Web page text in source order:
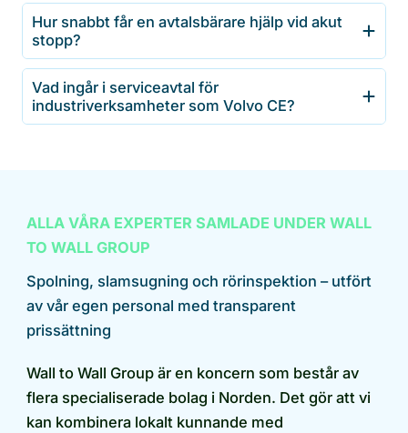
Hur snabbt får en avtalsbärare hjälp vid akut
stopp?
Vad ingår i serviceavtal för
industriverksamheter som Volvo CE?
ALLA VÅRA EXPERTER SAMLADE UNDER WALL
TO WALL GROUP
Spolning, slamsugning och rörinspektion – utfört
av vår egen personal med transparent
prissättning
Wall to Wall Group är en koncern som består av
flera specialiserade bolag i Norden. Det gör att vi
kan kombinera lokalt kunnande med